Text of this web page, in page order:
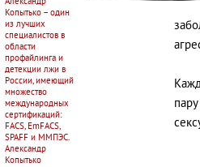
Копытько – один
из лучших
специалистов в
области
профайлинга и
детекции лжи в
России, имеющий
множество
международных
сертификаций:
FACS, EmFACS,
SPAFF и ММПЭС.
Александр
Копытько